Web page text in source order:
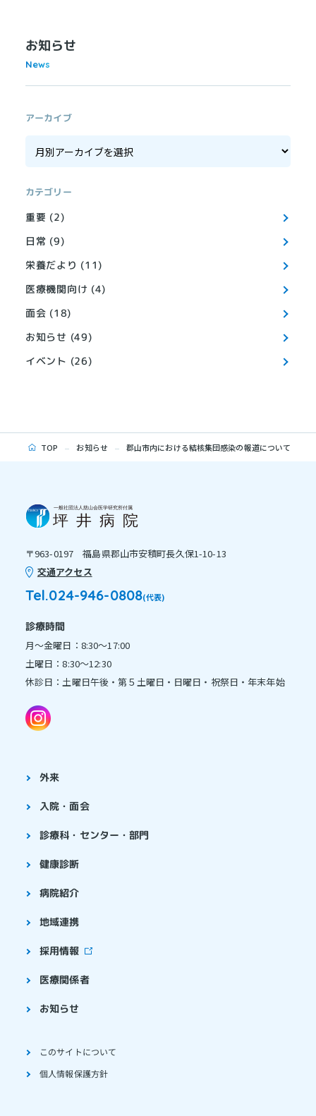
お知らせ
News
アーカイブ
カテゴリー
重要 (2)
日常 (9)
栄養だより (11)
医療機関向け (4)
面会 (18)
お知らせ (49)
イベント (26)
TOP お知らせ 郡山市内における結核集団感染の報道について
〒963-0197 福島県郡山市安積町長久保1-10-13
交通アクセス
Tel.024-946-0808(代表)
診療時間
月～金曜日：8:30～17:00
土曜日：8:30～12:30
休診日：土曜日午後・第５土曜日・日曜日・祝祭日・年末年始
外来
入院・面会
診療科・センター・部門
健康診断
病院紹介
地域連携
採用情報
医療関係者
お知らせ
このサイトについて
個人情報保護方針